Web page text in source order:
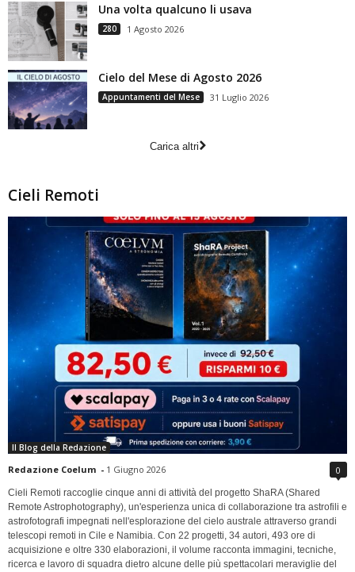
Una volta qualcuno li usava
280 1 Agosto 2026
Cielo del Mese di Agosto 2026
Appuntamenti del Mese 31 Luglio 2026
Carica altri
Cieli Remoti
Il Blog della Redazione
Redazione Coelum - 1 Giugno 2026 0
Cieli Remoti raccoglie cinque anni di attività del progetto ShaRA (Shared
Remote Astrophotography), un'esperienza unica di collaborazione tra astrofili e
astrofotografi impegnati nell'esplorazione del cielo australe attraverso grandi
telescopi remoti in Cile e Namibia. Con 22 progetti, 34 autori, 493 ore di
acquisizione e oltre 330 elaborazioni, il volume racconta immagini, tecniche,
ricerca e lavoro di squadra dietro alcune delle più spettacolari meraviglie del